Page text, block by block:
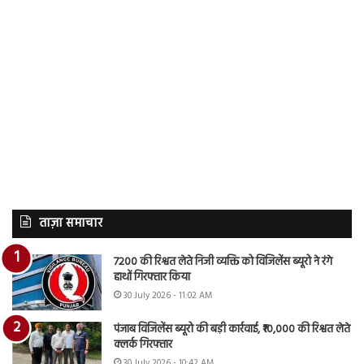
ताज़ा समाचार
7200 की रिश्वत लेते निजी व्यक्ति को विजिलेंस ब्यूरो ने रंगे
हाथों गिरफ्तार किया
30 July 2026 - 11:02 AM
पंजाब विजिलेंस ब्यूरो की बड़ी कार्रवाई, ₹10,000 की रिश्वत लेते
क्लर्क गिरफ्तार